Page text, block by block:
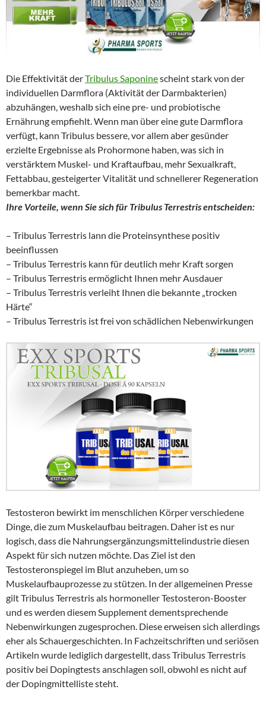
Die Effektivität derTribulus Saponinescheint stark von der
individuellen Darmflora (Aktivität der Darmbakterien)
abzuhängen, weshalb sich eine pre- und probiotische
Ernährung empfiehlt. Wenn man über eine gute Darmflora
verfügt, kann Tribulus bessere, vor allem aber gesünder
erzielte Ergebnisse als Prohormone haben, was sich in
verstärktem Muskel- und Kraftaufbau, mehr Sexualkraft,
Fettabbau, gesteigerter Vitalität und schnellerer Regeneration
bemerkbar macht.
Ihre Vorteile, wenn Sie sich für Tribulus Terrestris entscheiden:
– Tribulus Terrestris lann die Proteinsynthese positiv
beeinflussen
– Tribulus Terrestris kann für deutlich mehr Kraft sorgen
– Tribulus Terrestris ermöglicht Ihnen mehr Ausdauer
– Tribulus Terrestris verleiht Ihnen die bekannte „trocken
Härte“
– Tribulus Terrestris ist frei von schädlichen Nebenwirkungen
Testosteron bewirkt im menschlichen Körper verschiedene
Dinge, die zum Muskelaufbau beitragen. Daher ist es nur
logisch, dass die Nahrungsergänzungsmittelindustrie diesen
Aspekt für sich nutzen möchte. Das Ziel ist den
Testosteronspiegel im Blut anzuheben, um so
Muskelaufbauprozesse zu stützen. In der allgemeinen Presse
gilt Tribulus Terrestris als hormoneller Testosteron-Booster
und es werden diesem Supplement dementsprechende
Nebenwirkungen zugesprochen. Diese erweisen sich allerdings
eher als Schauergeschichten. In Fachzeitschriften und seriösen
Artikeln wurde lediglich dargestellt, dass Tribulus Terrestris
positiv bei Dopingtests anschlagen soll, obwohl es nicht auf
der Dopingmittelliste steht.